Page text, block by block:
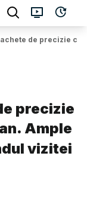
de precizie
precizie
Ample
vizitei